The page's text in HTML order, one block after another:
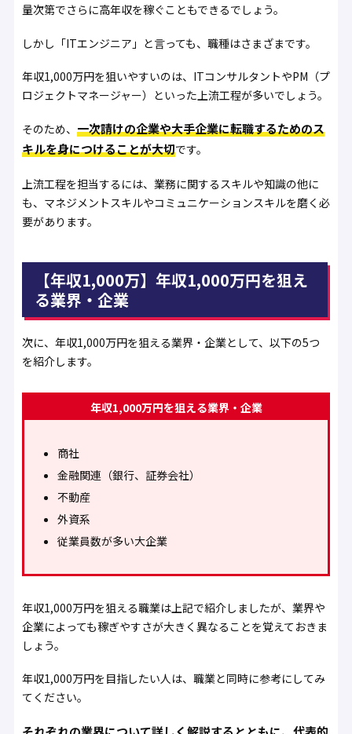
量次第でさらに高年収を稼ぐこともできるでしょう。
しかし「ITエンジニア」と言っても、職種はさまざまです。
年収1,000万円を狙いやすいのは、ITコンサルタントやPM（プ
ロジェクトマネージャー）といった上流工程が多いでしょう。
そのため、 一次請けの企業や大手企業に転職するためのス
キルを身につけることが大切です。
上流工程を担当するには、業務に関するスキルや知識の他に
も、マネジメントスキルやコミュニケーションスキルを磨く必
要があります。
【年収1,000万】年収1,000万円を狙え
る業界・企業
次に、年収1,000万円を狙える業界・企業として、以下の5つ
を紹介します。
年収1,000万円を狙える業界・企業
商社
金融関連（銀行、証券会社）
不動産
外資系
従業員数が多い大企業
年収1,000万円を狙える職業は上記で紹介しましたが、業界や
企業によっても稼ぎやすさが大きく異なることを覚えておきま
しょう。
年収1,000万円を目指したい人は、職業と同時に参考にしてみ
てください。